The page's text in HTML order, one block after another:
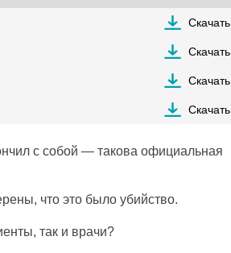
Скачать
Скачать
Скачать
Скачать
с собой — такова официальная
что это было убийство.
так и врачи?